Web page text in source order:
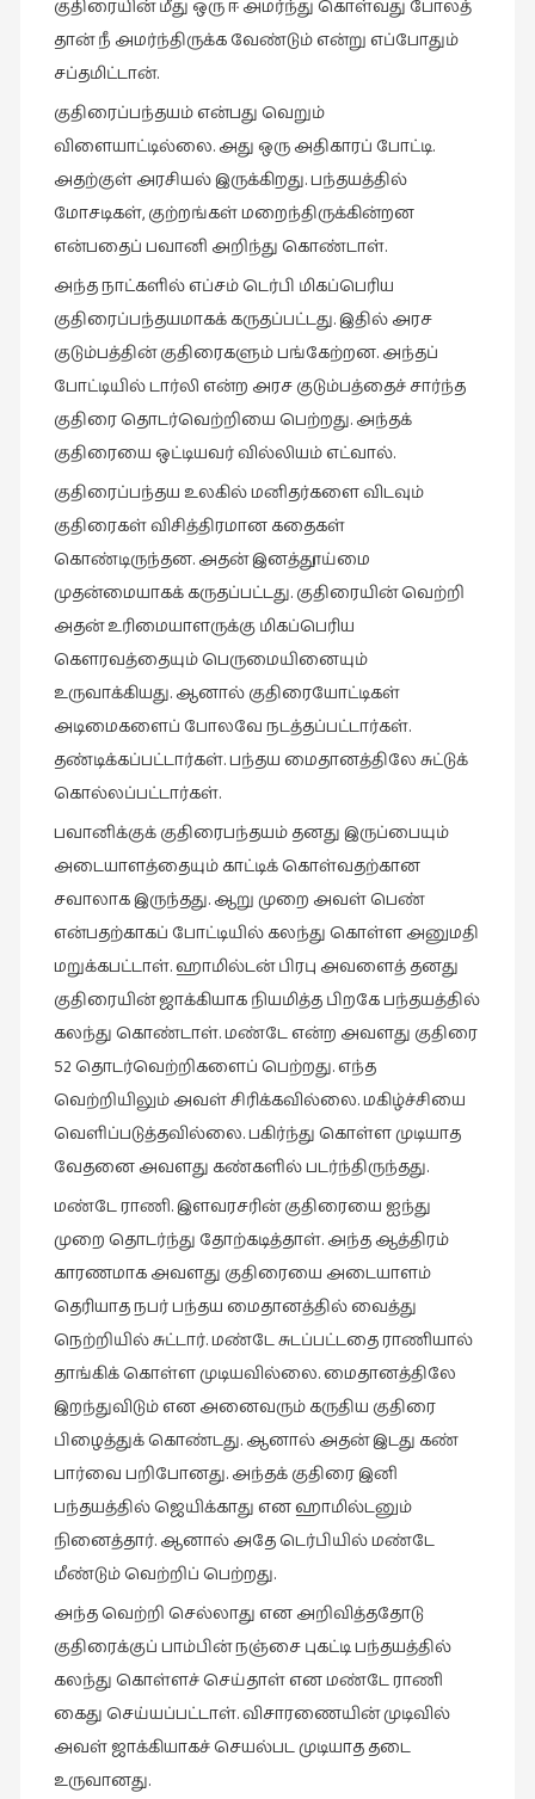
நாடகம்
நாவல்கள்
நினைவுகுறிப்பு
நுண்கலை
நுண்கலை
நூலக
மனிதர்கள்
நேர்காணல்
படித்தவை
பயணங்கள்
பரிந்துரை
புகைப்படக்கலை
புத்தக
கண்காட்சி2019
புத்தக
விமர்சனம்
புத்தகக்
காட்சி
தினங்கள்
புனைவுக்குறிப்புகள்
பெயரற்ற
மேகம்
மூத்தோர்
பாடல்
மொழி
மொழியாக்கம்
வரலாறு
வரலாறு
வாசிப்பில்
குதிரையின் மீது ஒரு ஈ அமர்ந்து கொள்வது போலத்
தான் நீ அமர்ந்திருக்க வேண்டும் என்று எப்போதும்
சப்தமிட்டான்.
குதிரைப்பந்தயம் என்பது வெறும்
விளையாட்டில்லை. அது ஒரு அதிகாரப் போட்டி.
அதற்குள் அரசியல் இருக்கிறது. பந்தயத்தில்
மோசடிகள், குற்றங்கள் மறைந்திருக்கின்றன
என்பதைப் பவானி அறிந்து கொண்டாள்.
அந்த நாட்களில் எப்சம் டெர்பி மிகப்பெரிய
குதிரைப்பந்தயமாகக் கருதப்பட்டது. இதில் அரச
குடும்பத்தின் குதிரைகளும் பங்கேற்றன. அந்தப்
போட்டியில் டார்லி என்ற அரச குடும்பத்தைச் சார்ந்த
குதிரை தொடர்வெற்றியை பெற்றது. அந்தக்
குதிரையை ஒட்டியவர் வில்லியம் எட்வால்.
குதிரைப்பந்தய உலகில் மனிதர்களை விடவும்
குதிரைகள் விசித்திரமான கதைகள்
கொண்டிருந்தன. அதன் இனத்தூய்மை
முதன்மையாகக் கருதப்பட்டது. குதிரையின் வெற்றி
அதன் உரிமையாளருக்கு மிகப்பெரிய
கௌரவத்தையும் பெருமையினையும்
உருவாக்கியது. ஆனால் குதிரையோட்டிகள்
அடிமைகளைப் போலவே நடத்தப்பட்டார்கள்.
தண்டிக்கப்பட்டார்கள். பந்தய மைதானத்திலே சுட்டுக்
கொல்லப்பட்டார்கள்.
பவானிக்குக் குதிரைபந்தயம் தனது இருப்பையும்
அடையாளத்தையும் காட்டிக் கொள்வதற்கான
சவாலாக இருந்தது. ஆறு முறை அவள் பெண்
என்பதற்காகப் போட்டியில் கலந்து கொள்ள அனுமதி
மறுக்கபட்டாள். ஹாமில்டன் பிரபு அவளைத் தனது
குதிரையின் ஜாக்கியாக நியமித்த பிறகே பந்தயத்தில்
கலந்து கொண்டாள். மண்டே என்ற அவளது குதிரை
52 தொடர்வெற்றிகளைப் பெற்றது. எந்த
வெற்றியிலும் அவள் சிரிக்கவில்லை. மகிழ்ச்சியை
வெளிப்படுத்தவில்லை. பகிர்ந்து கொள்ள முடியாத
வேதனை அவளது கண்களில் படர்ந்திருந்தது.
மண்டே ராணி. இளவரசரின் குதிரையை ஐந்து
முறை தொடர்ந்து தோற்கடித்தாள். அந்த ஆத்திரம்
காரணமாக அவளது குதிரையை அடையாளம்
தெரியாத நபர் பந்தய மைதானத்தில் வைத்து
நெற்றியில் சுட்டார். மண்டே சுடப்பட்டதை ராணியால்
தாங்கிக் கொள்ள முடியவில்லை. மைதானத்திலே
இறந்துவிடும் என அனைவரும் கருதிய குதிரை
பிழைத்துக் கொண்டது. ஆனால் அதன் இடது கண்
பார்வை பறிபோனது. அந்தக் குதிரை இனி
பந்தயத்தில் ஜெயிக்காது என ஹாமில்டனும்
நினைத்தார். ஆனால் அதே டெர்பியில் மண்டே
மீண்டும் வெற்றிப் பெற்றது.
அந்த வெற்றி செல்லாது என அறிவித்ததோடு
குதிரைக்குப் பாம்பின் நஞ்சை புகட்டி பந்தயத்தில்
கலந்து கொள்ளச் செய்தாள் என மண்டே ராணி
கைது செய்யப்பட்டாள். விசாரணையின் முடிவில்
அவள் ஜாக்கியாகச் செயல்பட முடியாத தடை
உருவானது.